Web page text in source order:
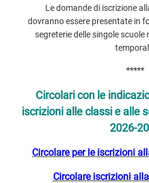
Le domande di iscrizione
dovranno essere presentate in
segreterie delle singole
*****
Circolari con le
iscrizioni alle classi e alle
2026-
Circolare per le iscrizioni
Circolare iscrizioni